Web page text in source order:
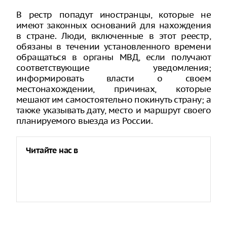
В рестр попадут иностранцы, которые не
имеют законных оснований для нахождения
в стране. Люди, включенные в этот реестр,
обязаны в течении установленного времени
обращаться в органы МВД, если получают
соответствующие уведомления;
информировать власти о своем
местонахождении, причинах, которые
мешают им самостоятельно покинуть страну; а
также указывать дату, место и маршрут своего
планируемого выезда из России.
Читайте нас в